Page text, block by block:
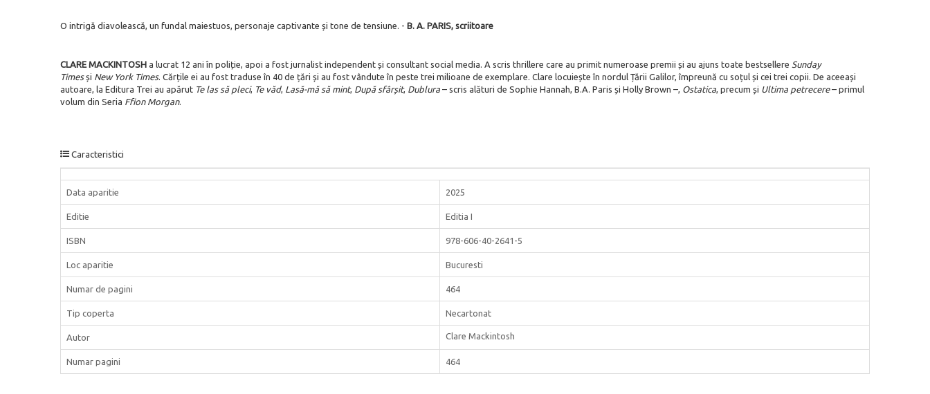
O intrigă diavolească, un fundal maiestuos, personaje captivante și tone de tensiune. - B. A. PARIS, scriitoare
CLARE MACKINTOSH a lucrat 12 ani în poliție, apoi a fost jurnalist independent și consultant social media. A scris thrillere care au primit numeroase premii și au ajuns toate bestsellere Sunday
Timesși New York Times. Cărțile ei au fost traduse în 40 de țări și au fost vândute în peste trei milioane de exemplare. Clare locuiește în nordul Țării Galilor, împreună cu soțul și cei trei copii. De aceeași
autoare, la Editura Trei au apărut Te las să pleci, Te văd, Lasă-mă să mint, După sfârșit, Dublura – scris alături de Sophie Hannah, B.A. Paris și Holly Brown –, Ostatica , precum și Ultima petrecere– primul
volum din Seria Ffion Morgan.
Caracteristici
Data aparitie 2025
Editie Editia I
ISBN 978-606-40-2641-5
Loc aparitie Bucuresti
Numar de pagini 464
Tip coperta Necartonat
Autor Clare Mackintosh
Numar pagini 464